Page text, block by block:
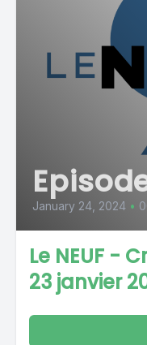
January 24, 2024 •
Le NEUF -
23 janvier